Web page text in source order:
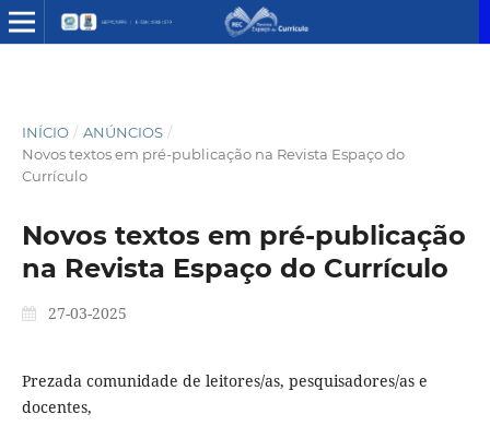
INÍCIO / ANÚNCIOS /
Novos textos em pré-publicação na Revista Espaço do
Currículo
Novos textos em pré-publicação
na Revista Espaço do Currículo
27-03-2025
Prezada comunidade de leitores/as, pesquisadores/as e
docentes,